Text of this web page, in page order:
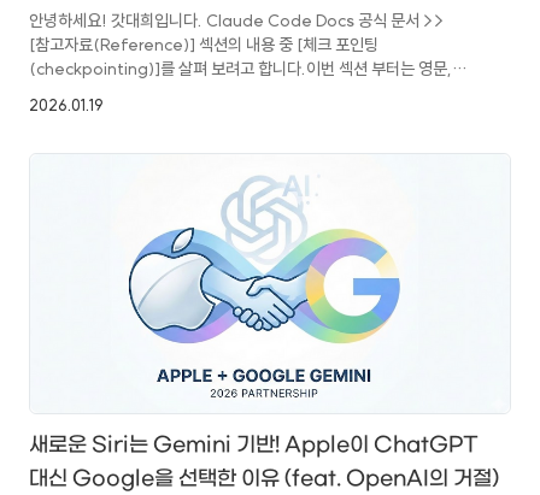
안녕하세요! 갓대희입니다. Claude Code Docs 공식 문서 >>
[참고자료(Reference)] 섹션의 내용 중 [체크 포인팅
(checkpointing)]를 살펴 보려고 합니다.이번 섹션 부터는 영문,
참고 하셔도 될 것
추적하고 되감기하여 원치 않는 변경 사항에서 빠르게
복구합니다.code.claude.com 이 카테고리의 글은 편하게 공식 문서
위주의 내용을 눈으로 쭉 살펴 보고 넘어가는 목적을 갖고 시작 하게
되었습니다.저도 초심으로 돌아가 기초적읜 글을 살펴보다..
2026.01.19
새로운 Siri는 Gemini 기반! Apple이 ChatGPT
대신 Google을 선택한 이유 (feat. OpenAI의 거절)